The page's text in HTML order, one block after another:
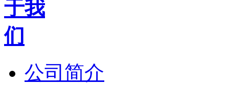
公司简介